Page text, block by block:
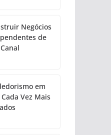
Negócios
de
em
Vez Mais